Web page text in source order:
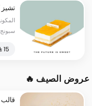
عروض الصيف 🔥
قالب